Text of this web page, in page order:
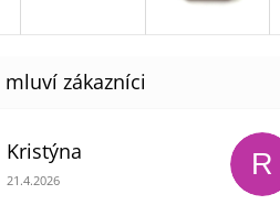
Kristýna
Hodnocení obchodu je 5 z 5 hvězdiček.
21.4.2026 R